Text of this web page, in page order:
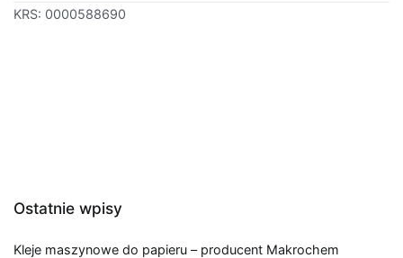
KRS: 0000588690
Ostatnie wpisy
Kleje maszynowe do papieru – producent Makrochem